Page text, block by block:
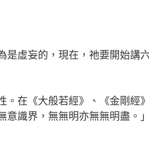
是虛妄的，現在，祂要開始講
。在《大般若經》、《金剛經
意識界，無無明亦無無明盡。